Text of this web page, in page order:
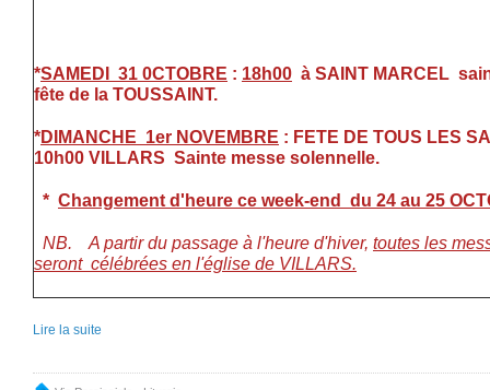
*SAMEDI 31 0CTOBRE : 18h00 à SAINT MARCEL
fête de la TOUSSAINT.
*DIMANCHE 1er NOVEMBRE : FETE DE
10h00 VILLARS Sainte messe solennelle.
* Changement d'heure ce week-end du 24 au 25
NB. A partir du passage à l'heure d'hiver, toutes les
seront célébrées en l'église de VILLARS.
Lire la suite